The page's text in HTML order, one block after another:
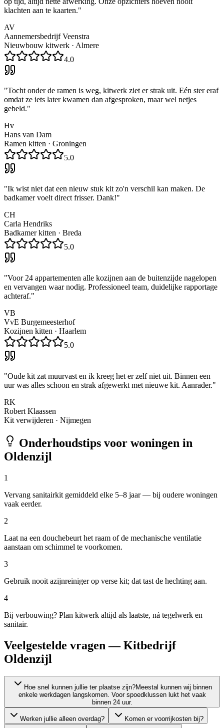
klachten aan te kaarten."
AV
Aannemersbedrijf Veenstra
Nieuwbouw kitwerk · Almere
4.0
"Tocht onder de ramen is weg, kitwerk ziet er strak uit. Eén ster eraf
omdat ze iets later kwamen dan afgesproken, maar wel netjes
gebeld."
Hv
Hans van Dam
Ramen kitten · Groningen
5.0
"Ik wist niet dat een nieuw stuk kit zo'n verschil kan maken. De
badkamer voelt direct frisser. Dank!"
CH
Carla Hendriks
Badkamer kitten · Breda
5.0
"Voor 24 appartementen alle kozijnen aan de buitenzijde nagelopen
en vervangen waar nodig. Professioneel team, duidelijke rapportage
achteraf."
VB
VvE Burgemeesterhof
Kozijnen kitten · Haarlem
5.0
"Oude kit zat muurvast en ik kreeg het er zelf niet uit. Binnen een
uur was alles schoon en strak afgewerkt met nieuwe kit. Aanrader."
RK
Robert Klaassen
Kit verwijderen · Nijmegen
Onderhoudstips voor woningen in
Oldenzijl
1
Vervang sanitairkit gemiddeld elke 5–8 jaar — bij oudere woningen
vaak eerder.
2
Laat na een douchebeurt het raam of de mechanische ventilatie
aanstaan om schimmel te voorkomen.
3
Gebruik nooit azijnreiniger op verse kit; dat tast de hechting aan.
4
Bij verbouwing? Plan kitwerk altijd als laatste, ná tegelwerk en
sanitair.
Veelgestelde vragen — Kitbedrijf
Oldenzijl
Hoe snel kunnen jullie ter plaatse zijn?Meestal kunnen wij binnen
enkele werkdagen langskomen. Voor spoedklussen lukt het vaak
binnen 24 uur.
Werken jullie alleen overdag? Komen er voorrijkosten bij?